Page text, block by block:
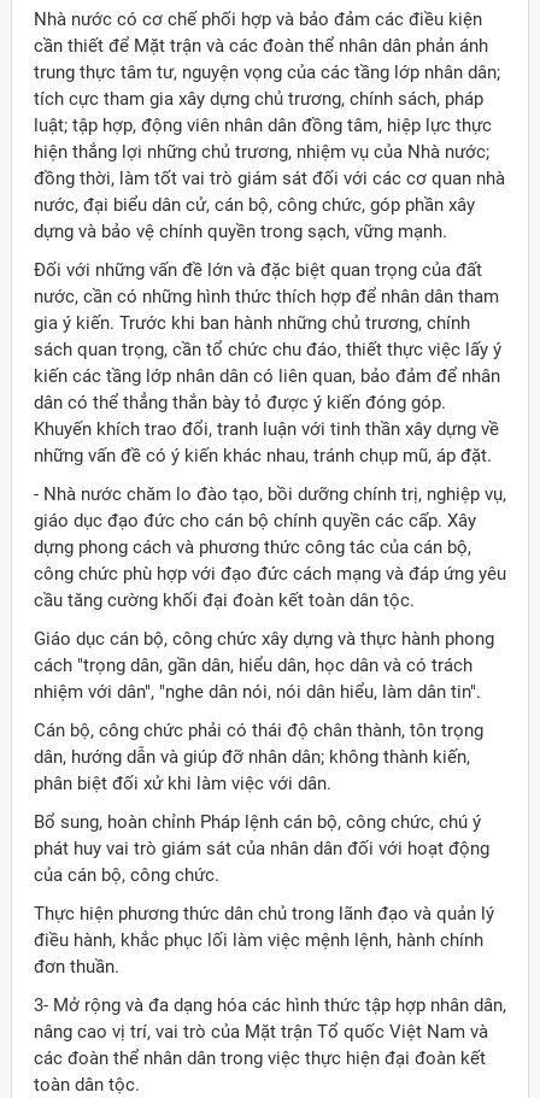
Nhà nước có cơ chế phối hợp và bảo đảm các điều kiện
cần thiết để Mặt trận và các đoàn thể nhân dân phản ánh
trung thực tâm tư, nguyện vọng của các tầng lớp nhân dân;
tích cực tham gia xây dựng chủ trương, chính sách, pháp
luật; tập hợp, động viên nhân dân đồng tâm, hiệp lực thực
hiện thắng lợi những chủ trương, nhiệm vụ của Nhà nước;
đồng thời, làm tốt vai trò giám sát đối với các cơ quan nhà
nước, đại biểu dân cử, cán bộ, công chức, góp phần xây
dựng và bảo vệ chính quyền trong sạch, vững mạnh.
Ðối với những vấn đề lớn và đặc biệt quan trọng của đất
nước, cần có những hình thức thích hợp để nhân dân tham
gia ý kiến. Trước khi ban hành những chủ trương, chính
sách quan trọng, cần tổ chức chu đáo, thiết thực việc lấy ý
kiến các tầng lớp nhân dân có liên quan, bảo đảm để nhân
dân có thể thẳng thắn bày tỏ được ý kiến đóng góp.
Khuyến khích trao đổi, tranh luận với tinh thần xây dựng về
những vấn đề có ý kiến khác nhau, tránh chụp mũ, áp đặt.
- Nhà nước chăm lo đào tạo, bồi dưỡng chính trị, nghiệp vụ,
giáo dục đạo đức cho cán bộ chính quyền các cấp. Xây
dựng phong cách và phương thức công tác của cán bộ,
công chức phù hợp với đạo đức cách mạng và đáp ứng yêu
cầu tăng cường khối đại đoàn kết toàn dân tộc.
Giáo dục cán bộ, công chức xây dựng và thực hành phong
cách "trọng dân, gần dân, hiểu dân, học dân và có trách
nhiệm với dân", "nghe dân nói, nói dân hiểu, làm dân tin".
Cán bộ, công chức phải có thái độ chân thành, tôn trọng
dân, hướng dẫn và giúp đỡ nhân dân; không thành kiến,
phân biệt đối xử khi làm việc với dân.
Bổ sung, hoàn chỉnh Pháp lệnh cán bộ, công chức, chú ý
phát huy vai trò giám sát của nhân dân đối với hoạt động
của cán bộ, công chức.
Thực hiện phương thức dân chủ trong lãnh đạo và quản lý
điều hành, khắc phục lối làm việc mệnh lệnh, hành chính
đơn thuần.
3- Mở rộng và đa dạng hóa các hình thức tập hợp nhân dân,
nâng cao vị trí, vai trò của Mặt trận Tổ quốc Việt Nam và
các đoàn thể nhân dân trong việc thực hiện đại đoàn kết
toàn dân tộc.